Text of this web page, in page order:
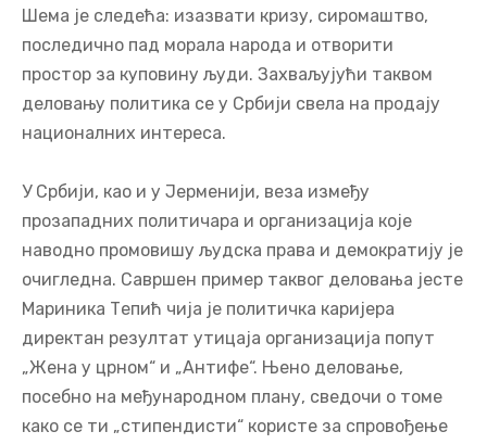
Шема је следећа: изазвати кризу, сиромаштво,
последично пад морала народа и отворити
простор за куповину људи. Захваљујући таквом
деловању политика се у Србији свела на продају
националних интереса.
У Србији, као и у Јерменији, веза између
прозападних политичара и организација које
наводно промовишу људска права и демократију је
очигледна. Савршен пример таквог деловања јесте
Мариника Тепић чија је политичка каријера
директан резултат утицаја организација попут
„Жена у црном“ и „Антифе“. Њено деловање,
посебно на међународном плану, сведочи о томе
како се ти „стипендисти“ користе за спровођење